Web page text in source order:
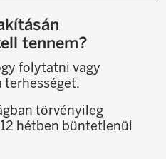
tennem?
folytatni vagy
terhességet.
törvényileg
hétben büntetlenül